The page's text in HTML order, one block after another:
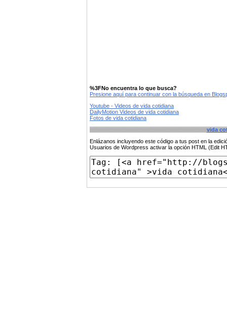
%3FNo encuentra lo que busca?
Presione aquí para continuar con la búsqueda en
Youtube - Videos de vida cotidiana
DailyMotion Videos de vida cotidiana
Fotos de vida cotidiana
vida
Enlázanos incluyendo este código a tus post en la
Usuarios de Wordpress activar la opción HTML (Edit